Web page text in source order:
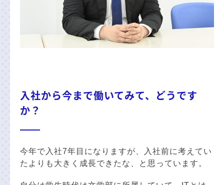
入社から今まで働いてみて、どうです
か？
今年で入社7年目になりますが、入社前に考えてい
たよりも大きく成長できたな、と思っています。